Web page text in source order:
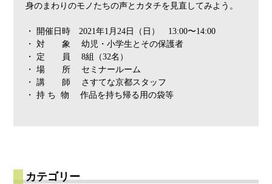
身のまわりのモノたちの声とカタチを見直してみよう。
・ 開催日時 2021年1月24日（日） 13:00〜14:00
・ 対 象 幼児・小学生とその保護者
・ 定 員 8組（32名）
・ 場 所 セミナールーム
・ 講 師 さすてな京都スタッフ
・ 持 ち 物 作品を持ち帰る用の袋等
カテゴリー